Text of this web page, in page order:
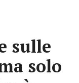
sulle
solo